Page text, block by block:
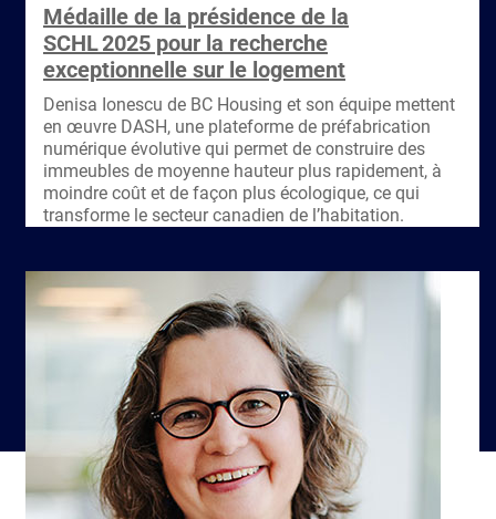
Médaille de la présidence de la
SCHL 2025 pour la recherche
exceptionnelle sur le logement
Denisa Ionescu de BC Housing et son équipe mettent
en œuvre DASH, une plateforme de préfabrication
numérique évolutive qui permet de construire des
immeubles de moyenne hauteur plus rapidement, à
moindre coût et de façon plus écologique, ce qui
transforme le secteur canadien de l’habitation.